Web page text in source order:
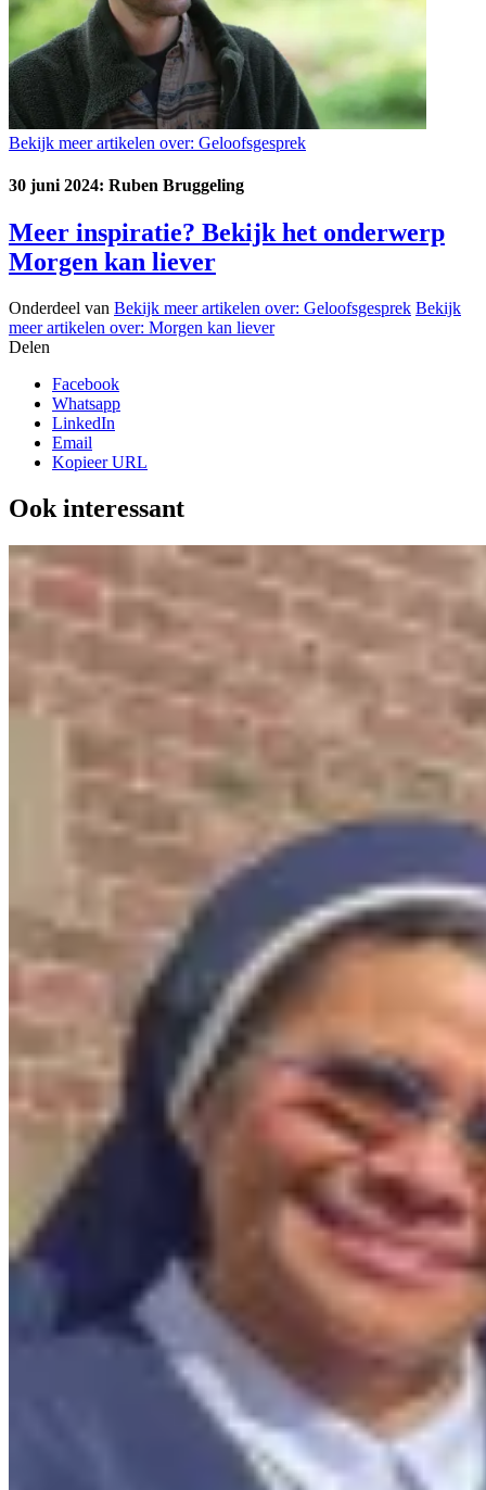
Bekijk meer artikelen over: Geloofsgesprek
30 juni 2024: Ruben Bruggeling
Meer inspiratie? Bekijk het onderwerp
Morgen kan liever
Onderdeel van Bekijk meer artikelen over: Geloofsgesprek Bekijk
meer artikelen over: Morgen kan liever
Delen
Facebook
Whatsapp
LinkedIn
Email
Kopieer URL
Ook interessant